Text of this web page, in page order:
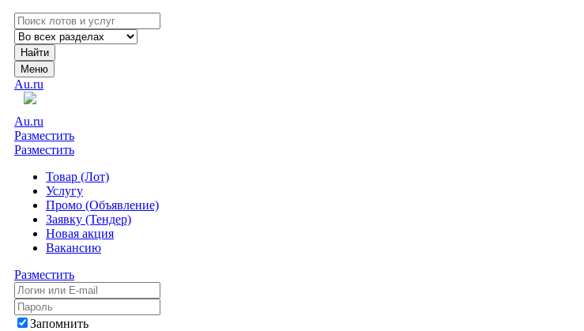
Найти
Меню
Au.ru
Au.ru
Разместить
Разместить
Товар (Лот)
Услугу
Промо (Объявление)
Заявку (Тендер)
Новая акция
Вакансию
Разместить
Запомнить